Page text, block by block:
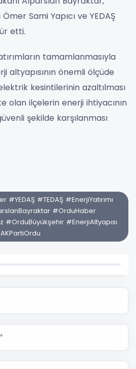
Sami Yapıcı ve YEDAŞ
etti.
tamamlanmasıyla
altyapısının önemli ölçüde
kesintilerinin azaltılması
olan ilçelerin enerji ihtiyacının
şekilde karşılanması
#TEDAŞ #EnerjiYatırımı
#OrduHaber
#EnerjiAltyapısı